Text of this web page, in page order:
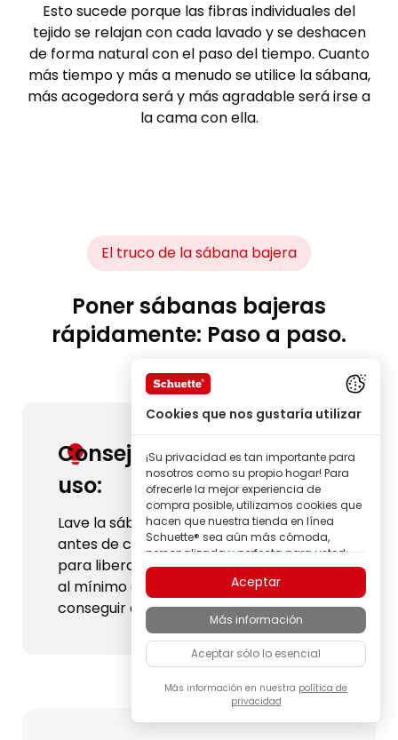
Esto sucede porque las fibras individuales del
tejido se relajan con cada lavado y se deshacen
de forma natural con el paso del tiempo. Cuanto
más tiempo y más a menudo se utilice la sábana,
más acogedora será y más agradable será irse a
la cama con ella.
El truco de la sábana bajera
Poner sábanas bajeras
rápidamente: Paso a paso.
Consejo antes del primer
uso:
Lave la sábana ajustable Schuette®
antes de colocarla por primera vez
para liberar toda su suavidad y, gracias
al mínimo encogimiento previsto,
conseguir el ajuste perfecto.
Cookies que nos gustaría utilizar
¡Su privacidad es tan importante para
nosotros como su propio hogar! Para
ofrecerle la mejor experiencia de
compra posible, utilizamos cookies que
hacen que nuestra tienda en línea
Schuette® sea aún más cómoda,
personalizada y perfecta para usted;
todo para que pueda descubrir
productos de la marca Schuette® con
la mejor calidad.
Algunas de estas cookies son
necesarias para que nuestra tienda
Schuette® funcione de forma fiable;
otras nos permiten personalizar los
contenidos y anuncios según sus
intereses, o participar de manera
completamente anónima en el análisis
Aceptar
Más información
Aceptar sólo lo esencial
Más información en nuestra política de
privacidad